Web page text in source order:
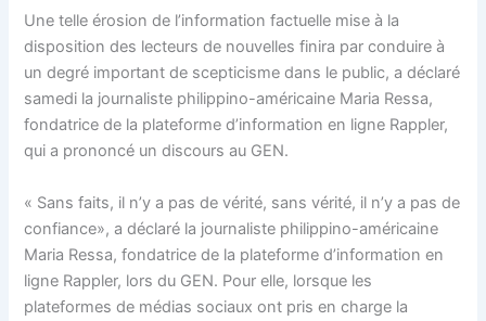
Une telle érosion de l’information factuelle mise à la
disposition des lecteurs de nouvelles finira par conduire à
un degré important de scepticisme dans le public, a déclaré
samedi la journaliste philippino-américaine Maria Ressa,
fondatrice de la plateforme d’information en ligne Rappler,
qui a prononcé un discours au GEN.
« Sans faits, il n’y a pas de vérité, sans vérité, il n’y a pas de
confiance», a déclaré la journaliste philippino-américaine
Maria Ressa, fondatrice de la plateforme d’information en
ligne Rappler, lors du GEN. Pour elle, lorsque les
plateformes de médias sociaux ont pris en charge la